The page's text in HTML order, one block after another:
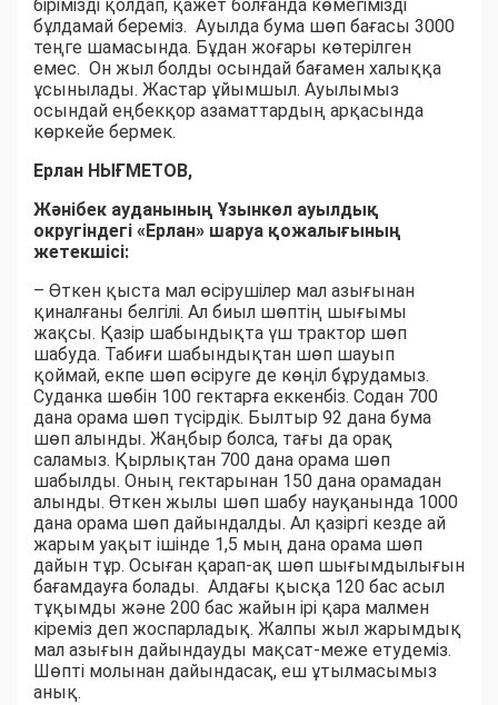
бірімізді қолдап, қажет болғанда көмегімізді
бұлдамай береміз. Ауылда бума шөп бағасы 3000
теңге шамасында. Бұдан жоғары көтерілген
емес. Он жыл болды осындай бағамен халыққа
ұсынылады. Жастар ұйымшыл. Ауылымыз
осындай еңбекқор азаматтардың арқасында
көркейе бермек.
Ерлан НЫҒМЕТОВ,
Жәнібек ауданының Ұзынкөл ауылдық
округіндегі «Ерлан» шаруа қожалығының
жетекшісі:
– Өткен қыста мал өсірушілер мал азығынан
қиналғаны белгілі. Ал биыл шөптің шығымы
жақсы. Қазір шабындықта үш трактор шөп
шабуда. Табиғи шабындықтан шөп шауып
қоймай, екпе шөп өсіруге де көңіл бұрудамыз.
Суданка шөбін 100 гектарға еккенбіз. Содан 700
дана орама шөп түсірдік. Былтыр 92 дана бума
шөп алынды. Жаңбыр болса, тағы да орақ
саламыз. Қырлықтан 700 дана орама шөп
шабылды. Оның гектарынан 150 дана орамадан
алынды. Өткен жылы шөп шабу науқанында 1000
дана орама шөп дайындалды. Ал қазіргі кезде ай
жарым уақыт ішінде 1,5 мың дана орама шөп
дайын тұр. Осыған қарап-ақ шөп шығымдылығын
бағамдауға болады. Алдағы қысқа 120 бас асыл
тұқымды және 200 бас жайын ірі қара малмен
кіреміз деп жоспарладық. Жалпы жыл жарымдық
мал азығын дайындауды мақсат-меже етудеміз.
Шөпті молынан дайындасақ, еш ұтылмасымыз
анық.